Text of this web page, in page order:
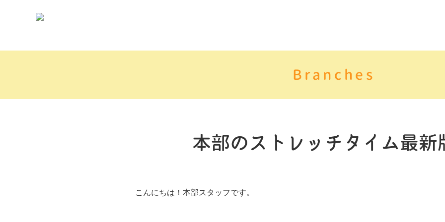
Branches
本部のストレッチタイム最新
こんにちは！本部スタッフです。